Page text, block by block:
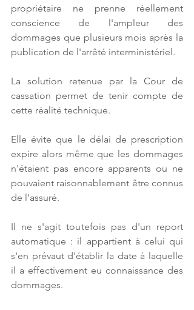
propriétaire ne prenne réellement
conscience de l'ampleur des
dommages que plusieurs mois après la
publication de l'arrêté interministériel.
La solution retenue par la Cour de
cassation permet de tenir compte de
cette réalité technique.
Elle évite que le délai de prescription
expire alors même que les dommages
n'étaient pas encore apparents ou ne
pouvaient raisonnablement être connus
de l'assuré.
Il ne s'agit toutefois pas d'un report
automatique : il appartient à celui qui
s'en prévaut d'établir la date à laquelle
il a effectivement eu connaissance des
dommages.